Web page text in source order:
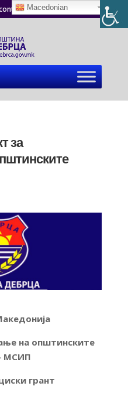
за
на општинските
МСИП
грант
Macedonian